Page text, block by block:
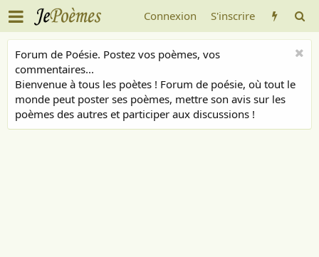
Connexion S'inscrire
Forum de Poésie. Postez vos poèmes, vos
commentaires...
Bienvenue à tous les poètes ! Forum de poésie, où tout le
monde peut poster ses poèmes, mettre son avis sur les
poèmes des autres et participer aux discussions !